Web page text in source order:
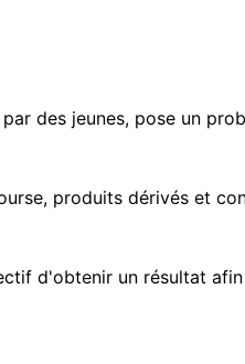
des jeunes, pose un
produits dérivés et
d'obtenir un résultat